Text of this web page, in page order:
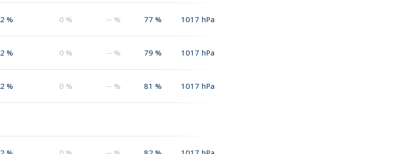
2 % 0 % -- % 77 % 1017 hPa
2 % 0 % -- % 79 % 1017 hPa
2 % 0 % -- % 81 % 1017 hPa